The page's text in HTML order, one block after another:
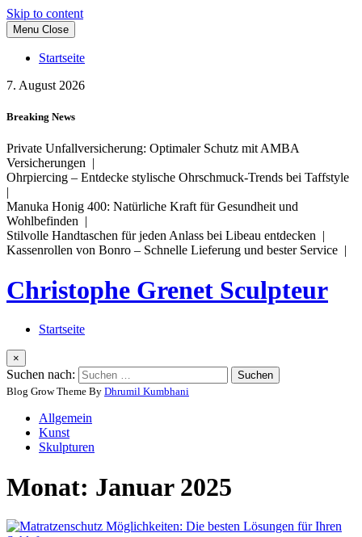
Skip to content
Menu Close
Startseite
7. August 2026
Breaking News
Private Unfallversicherung: Optimaler Schutz mit AMBA
Versicherungen |
Ohrpiercing – Entdecke stylische Ohrschmuck-Trends bei Taffstyle
|
Manuka Honig 400: Natürliche Kraft für Gesundheit und
Wohlbefinden |
Stilvolle Handtaschen für jeden Anlass bei Libeau entdecken |
Kassenrollen von Bonro – Schnelle Lieferung und bester Service |
Christophe Grenet Sculpteur
Startseite
×
Suchen nach:
Blog Grow Theme By Dhrumil Kumbhani
Allgemein
Kunst
Skulpturen
Monat: Januar 2025